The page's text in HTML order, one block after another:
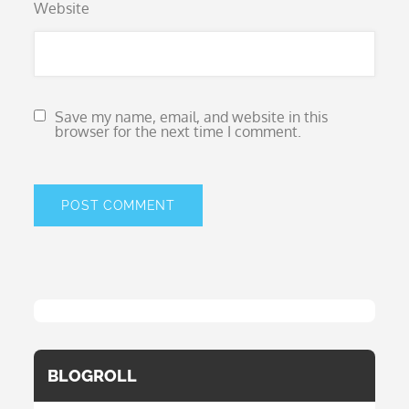
Website
Save my name, email, and website in this
browser for the next time I comment.
BLOGROLL